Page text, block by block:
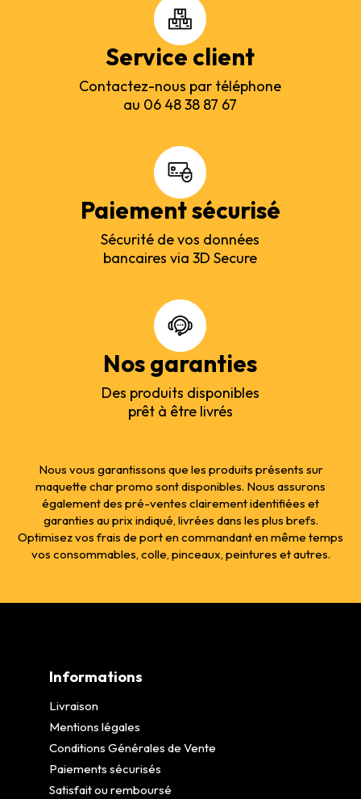
Service client
Contactez-nous par téléphone
au 06 48 38 87 67
Paiement sécurisé
Sécurité de vos données
bancaires via 3D Secure
Nos garanties
Des produits disponibles
prêt à être livrés
Nous vous garantissons que les produits présents sur
maquette char promo sont disponibles. Nous assurons
également des pré-ventes clairement identifiées et
garanties au prix indiqué, livrées dans les plus brefs.
Optimisez vos frais de port en commandant en même temps
vos consommables, colle, pinceaux, peintures et autres.
Informations
Livraison
Mentions légales
Conditions Générales de Vente
Paiements sécurisés
Satisfait ou remboursé